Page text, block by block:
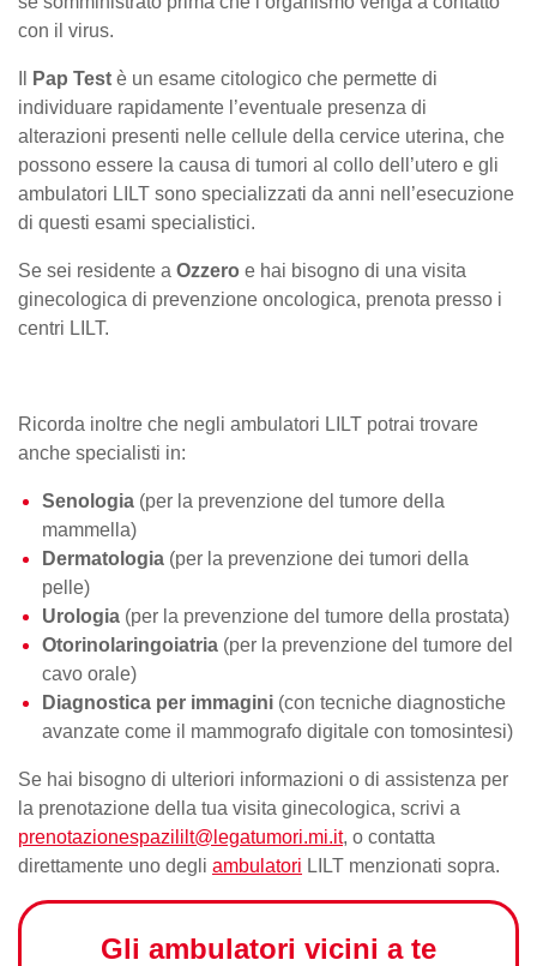
con il virus.
Pap Test è un esame citologico che permette di
individuare rapidamente l’eventuale presenza di
alterazioni presenti nelle cellule della cervice uterina, che
possono essere la causa di tumori al collo dell’utero e gli
ambulatori LILT sono specializzati da anni nell’esecuzione
di questi esami specialistici.
Se sei residente a Ozzero e hai bisogno di una visita
ginecologica di prevenzione oncologica, prenota presso i
centri LILT.
Ricorda inoltre che negli ambulatori LILT potrai trovare
anche specialisti in:
Senologia (per la prevenzione del tumore della
mammella)
Dermatologia (per la prevenzione dei tumori della
pelle)
Urologia (per la prevenzione del tumore della prostata)
Otorinolaringoiatria (per la prevenzione del tumore del
cavo orale)
Diagnostica per immagini (con tecniche diagnostiche
avanzate come il mammografo digitale con tomosintesi)
Se hai bisogno di ulteriori informazioni o di assistenza per
la prenotazione della tua visita ginecologica, scrivi a
prenotazionespazililt@legatumori.mi.it, o contatta
direttamente uno degli ambulatori LILT menzionati sopra.
Gli ambulatori vicini a te